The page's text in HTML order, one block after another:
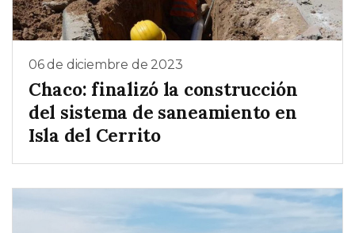
06 de diciembre de 2023
Chaco: finalizó la construcción
del sistema de saneamiento en
Isla del Cerrito